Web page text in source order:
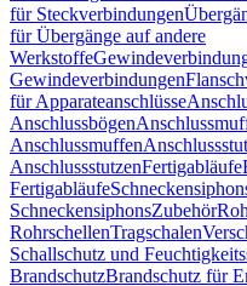
für Steckverbindungen
für Übergänge auf andere
Werkstoffe
Gewindeverbindungen
für Apparateanschlüsse
Anschlussbögen
Anschlussmuffen
AnschlussstutzenFertigabläufe
Fertigabläufe
SchneckensiphonsZubehör
RohrschellenTragschalen
Schallschutz und
BrandschutzBrandschutz für